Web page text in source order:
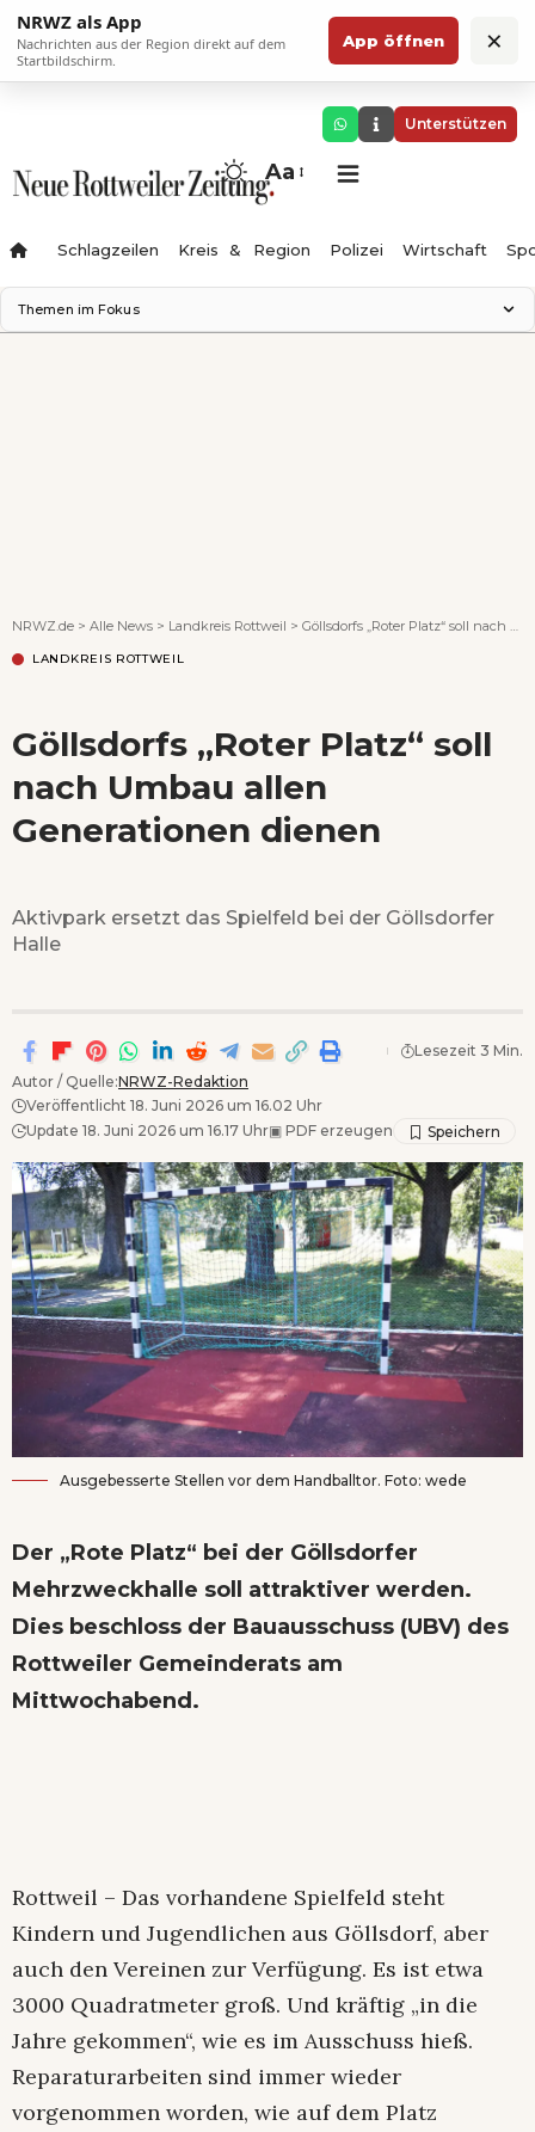
NRWZ als App
Nachrichten aus der Region direkt auf dem
Startbildschirm.
App öffnen ×
Unterstützen
Aa
Schlagzeilen Kreis & Region Polizei Wirtschaft
Themen im Fokus
NRWZ.de > Alle News > Landkreis Rottweil > Göllsdorfs „Roter Platz“ soll nach Umbau allen Generationen dienen
LANDKREIS ROTTWEIL
Göllsdorfs „Roter Platz“ soll
nach Umbau allen
Generationen dienen
Aktivpark ersetzt das Spielfeld bei der Göllsdorfer
Halle
Autor / Quelle:NRWZ-Redaktion
Veröffentlicht 18. Juni 2026 um 16.02 Uhr
Update 18. Juni 2026 um 16.17 Uhr▣ PDF erzeugen
Lesezeit 3 Min.
Ausgebesserte Stellen vor dem Handballtor. Foto: wede
Der „Rote Platz“ bei der Göllsdorfer
Mehrzweckhalle soll attraktiver werden.
Dies beschloss der Bauausschuss (UBV) des
Rottweiler Gemeinderats am
Mittwochabend.
Rottweil – Das vorhandene Spielfeld steht
Kindern und Jugendlichen aus Göllsdorf, aber
auch den Vereinen zur Verfügung. Es ist etwa
3000 Quadratmeter groß. Und kräftig „in die
Jahre gekommen“, wie es im Ausschuss hieß.
Reparaturarbeiten sind immer wieder
vorgenommen worden, wie auf dem Platz